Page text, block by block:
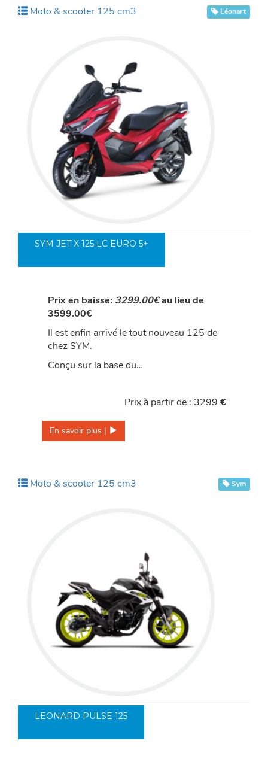
Moto & scooter 125 cm3 Léonart
SYM JET X 125 LC EURO 5+
Prix en baisse: 3299.00€au lieu de
3599.00€
Il est enfin arrivé le tout nouveau 125 de
chez SYM.
Conçu sur la base du…
Prix à partir de : 3299 €
En savoir plus |
Moto & scooter 125 cm3 Sym
LEONARD PULSE 125